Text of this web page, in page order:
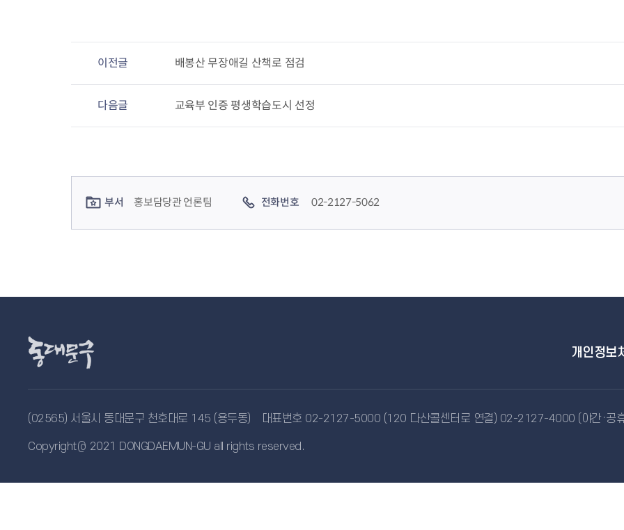
이전글 배봉산 무장애길 산책로 점검
다음글 교육부 인증 평생학습도시 선정
부서 홍보담당관 언론팀 전화번호 02-2127-5062
개인정보
(02565) 서울시 동대문구 천호대로 145 (용두동) 대표번호 02-2127-5000 (120 다산콜센터로 연결) 02-2127-4000 (야간·공
Copyright＠ 2021 DONGDAEMUN-GU all rights reserved.